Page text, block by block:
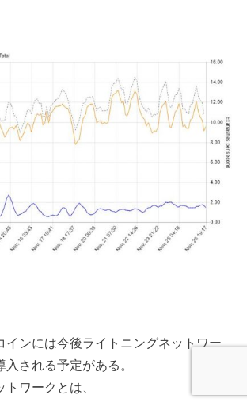
インには今後ライトニングネットワー
される予定がある。
ワークとは、